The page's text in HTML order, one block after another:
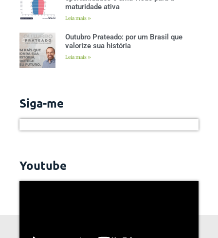
maturidade ativa
Leia mais »
Outubro Prateado: por um Brasil que
valorize sua história
Leia mais »
Siga-me
Youtube